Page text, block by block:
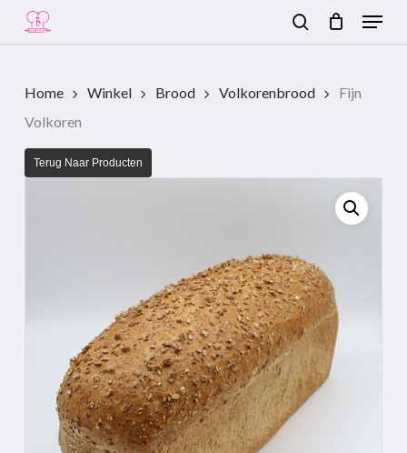
content
Menu
Home Winkel Brood Volkorenbrood
Fijn
Volkoren
Terug Naar Producten